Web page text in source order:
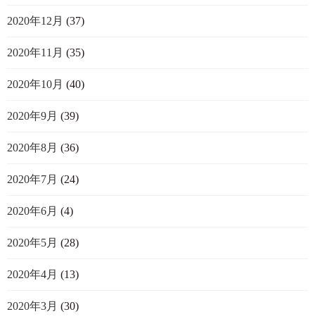
2020年12月 (37)
2020年11月 (35)
2020年10月 (40)
2020年9月 (39)
2020年8月 (36)
2020年7月 (24)
2020年6月 (4)
2020年5月 (28)
2020年4月 (13)
2020年3月 (30)